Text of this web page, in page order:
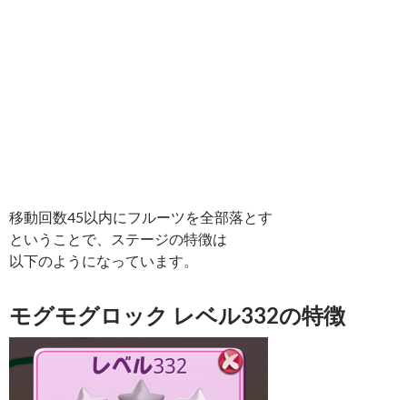
移動回数45以内にフルーツを全部落とす
ということで、ステージの特徴は
以下のようになっています。
モグモグロック レベル332の特徴